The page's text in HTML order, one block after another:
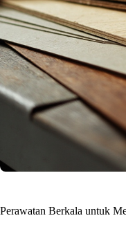
Perawatan Berkala untuk